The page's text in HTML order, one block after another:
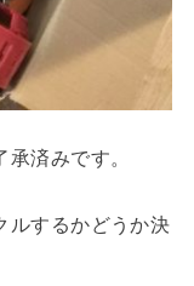
済みです。
ルするかどうか決